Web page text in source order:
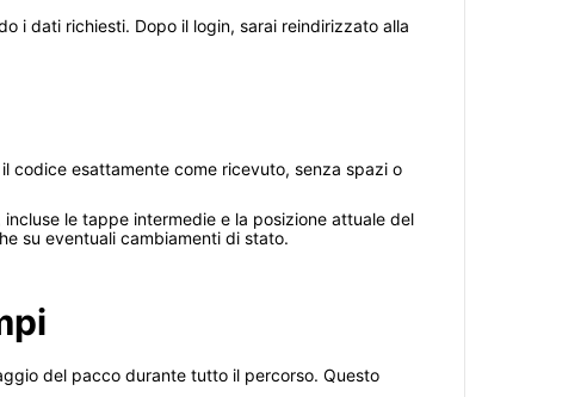
i dati richiesti. Dopo il login, sarai reindirizzato alla
codice esattamente come ricevuto, senza spazi o
le tappe intermedie e la posizione attuale del
su eventuali cambiamenti di stato.
del pacco durante tutto il percorso. Questo